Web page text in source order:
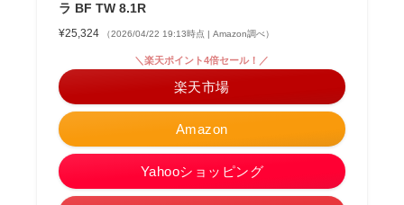
ラ BF TW 8.1R
¥25,324 （2026/04/22 19:13時点 | Amazon調べ）
Amazon
＼楽天ポイント4倍セール！／
楽天市場
Yahooショッピング